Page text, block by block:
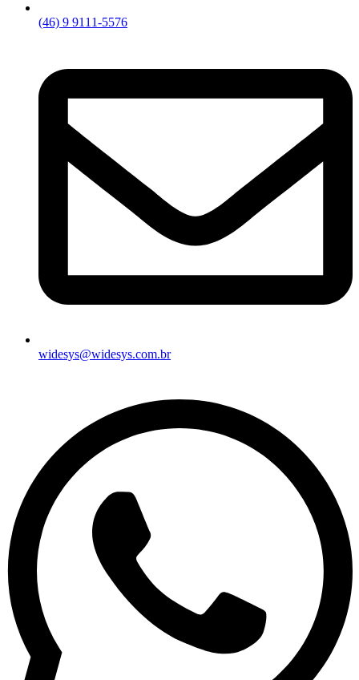
(46) 9 9111-5576
widesys@widesys.com.br